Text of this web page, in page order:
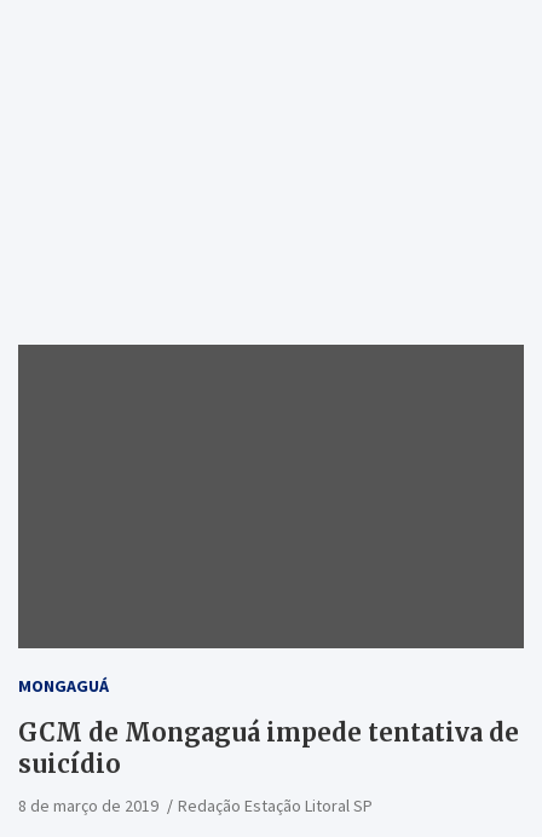
MONGAGUÁ
GCM de Mongaguá impede tentativa de
suicídio
8 de março de 2019 Redação Estação Litoral SP